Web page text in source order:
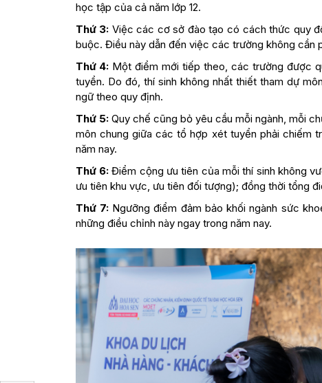
học tập của cả năm lớp 12.
Thứ 3: Việc các cơ sở đào tạo có cách thức quy
buộc. Điều này dẫn đến việc các trường không
Thứ 4: Một điểm mới tiếp theo, các trường được
tuyển. Do đó, thí sinh không nhất thiết tham dự
ngữ theo quy định.
Thứ 5:Quy chế cũng bỏ yêu cầu mỗi ngành, mỗi
môn chung giữa các tổ hợp xét tuyển phải chiếm
năm nay.
Thứ 6:Điểm cộng ưu tiên của mỗi thí sinh không
ưu tiên khu vực, ưu tiên đối tượng); đồng thời tổng
Thứ 7: Ngưỡng điểm đảm bảo khối ngành sức
những điều chỉnh này ngay trong năm nay.